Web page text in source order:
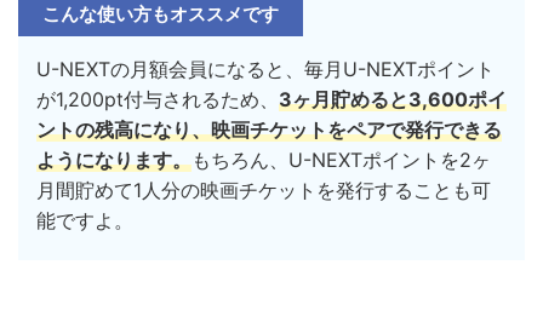
こんな使い方もオススメです
U-NEXTの月額会員になると、毎月U-NEXTポイント
が1,200pt付与されるため、 3ヶ月貯めると3,600ポイ
ントの残高になり、映画チケットをペアで発行できる
ようになります。もちろん、U-NEXTポイントを2ヶ
月間貯めて1人分の映画チケットを発行することも可
能ですよ。